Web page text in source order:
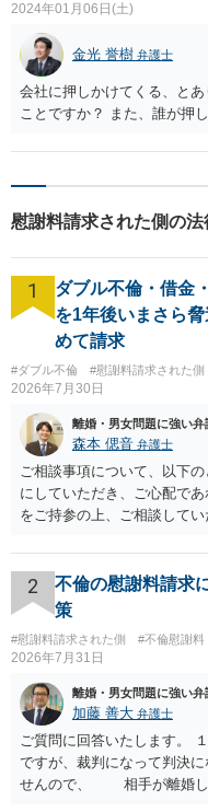
2024年01月06日(土)
金光 誉樹 弁護士
会社に押しかけてくる、と
ことですか？ また、誰が押
慰謝料請求された側の
1
ダブル不倫・借金
を1年後いまさら
めて請求
#ダブル不倫 #慰謝料請求された側
2026年7月30日
離婚・男女問題に強い弁
森本 偲音 弁護士
ご相談事項について、以下
にしていただき、ご心配で
をご持参の上、ご相談して
される可能性はあるのか
やり取り等の経緯、誓約書
の 金銭であったと評価され
どの程度証拠価値があるの
を見ない限り、具体的な判
と考えます。 ③ 借用書があ
することは認められるのか
取る正当な権利がないのに
るものかと推察しますので
は現在、収入も不安定で貯
今年に再婚したが主人はお
2
不倫の慰謝料請求
策
#慰謝料請求された側 #不倫慰謝料
2026年7月31日
離婚・男女問題に強い弁
加藤 善大 弁護士
ご質問に回答いたします
ですが、裁判になって判決
せんので、 相手が離婚し